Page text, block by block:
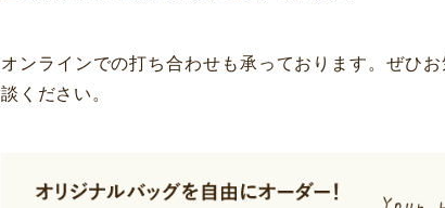
オンラインでの打ち合わせも承っております。ぜひお
談ください。